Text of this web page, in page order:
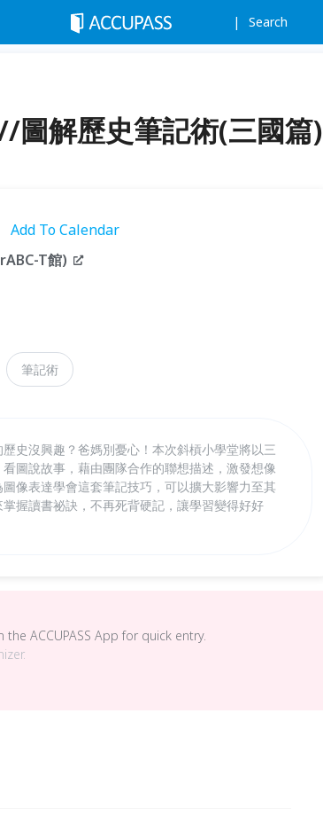
Search
圖解歷史筆記術(三國篇)
Add To Calendar
T館)
筆記術
史沒興趣？爸媽別憂心！本次斜槓小學堂將以三
圖說故事，藉由團隊合作的聯想描述，激發想像
像表達學會這套筆記技巧，可以擴大影響力至其
握讀書祕訣，不再死背硬記，讓學習變得好好
ACCUPASS App for quick entry.